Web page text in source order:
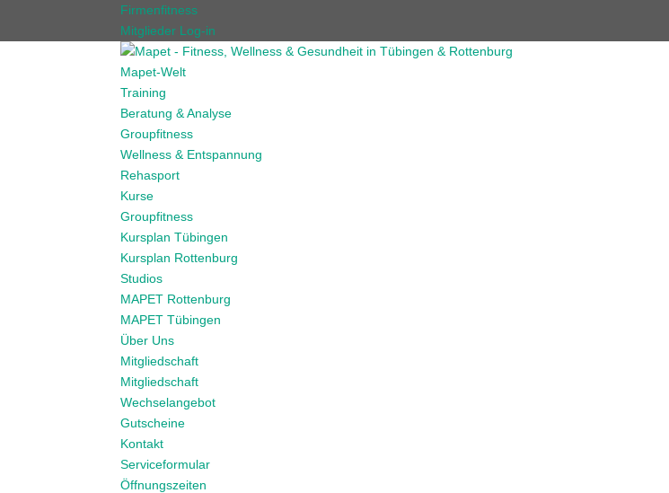
Firmenfitness
Mitglieder Log-in
Mapet-Welt
Training
Beratung & Analyse
Groupfitness
Wellness & Entspannung
Rehasport
Kurse
Groupfitness
Kursplan Tübingen
Kursplan Rottenburg
Studios
MAPET Rottenburg
MAPET Tübingen
Über Uns
Mitgliedschaft
Mitgliedschaft
Wechselangebot
Gutscheine
Kontakt
Serviceformular
Öffnungszeiten